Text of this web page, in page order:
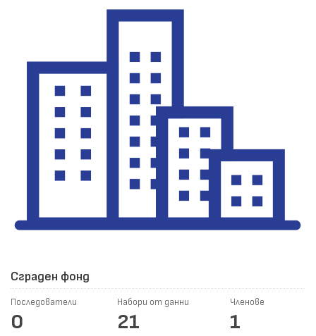
Сграден фонд
Последователи
0
Набори от данни
21
Членове
1